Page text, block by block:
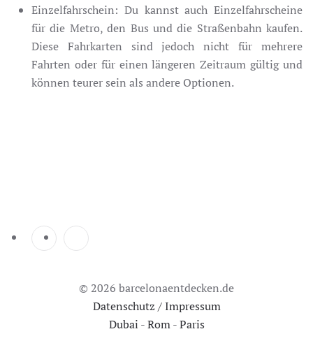
Einzelfahrschein: Du kannst auch Einzelfahrscheine
für die Metro, den Bus und die Straßenbahn kaufen.
Diese Fahrkarten sind jedoch nicht für mehrere
Fahrten oder für einen längeren Zeitraum gültig und
können teurer sein als andere Optionen.
© 2026 barcelonaentdecken.de
Datenschutz / Impressum
Dubai -Rom-Paris